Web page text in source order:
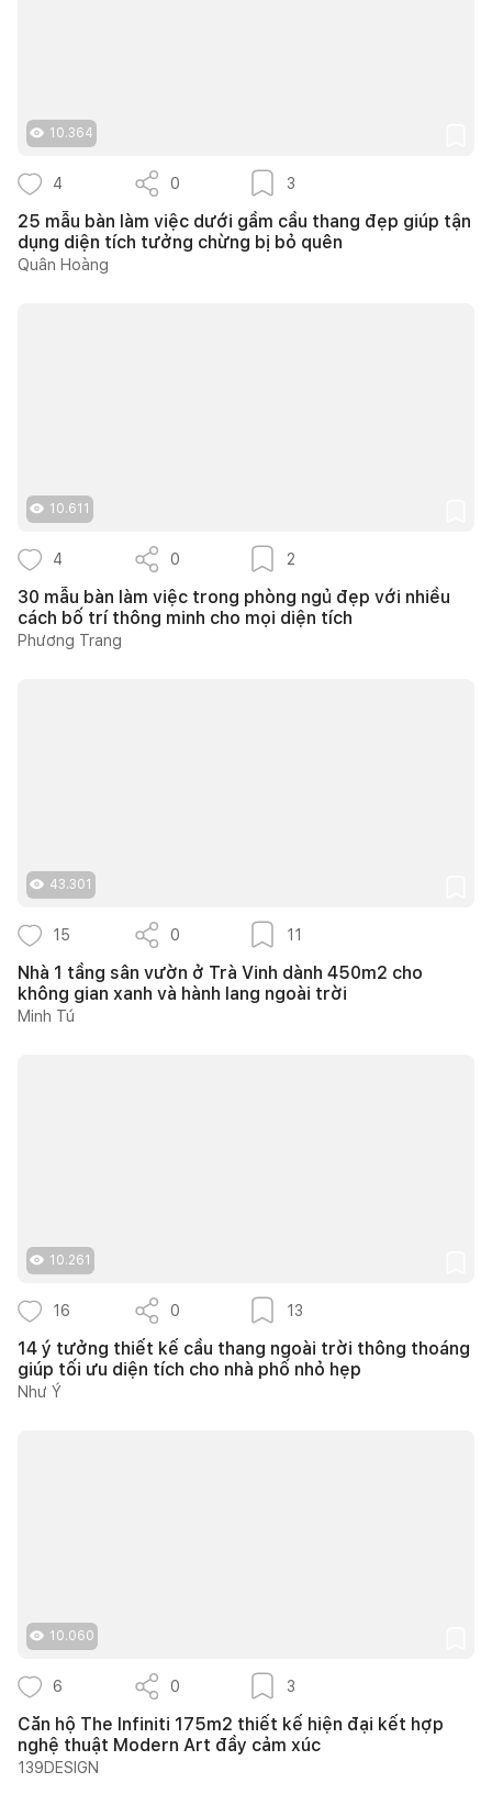
10.364
4 0 3
25 mẫu bàn làm việc dưới gầm cầu thang đẹp giúp tận
dụng diện tích tưởng chừng bị bỏ quên
Quân Hoàng
10.611
4 0 2
30 mẫu bàn làm việc trong phòng ngủ đẹp với nhiều
cách bố trí thông minh cho mọi diện tích
Phương Trang
43.301
15 0 11
Nhà 1 tầng sân vườn ở Trà Vinh dành 450m2 cho
không gian xanh và hành lang ngoài trời
Minh Tú
10.261
16 0 13
14 ý tưởng thiết kế cầu thang ngoài trời thông thoáng
giúp tối ưu diện tích cho nhà phố nhỏ hẹp
Như Ý
10.060
6 0 3
Căn hộ The Infiniti 175m2 thiết kế hiện đại kết hợp
nghệ thuật Modern Art đầy cảm xúc
139DESIGN